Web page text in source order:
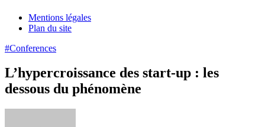
Mentions légales
Plan du site
#Conferences
L’hypercroissance des start-up : les
dessous du phénomène